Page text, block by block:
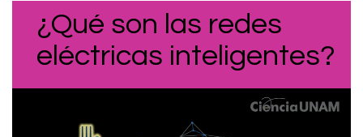
¿Qué son las redes
eléctricas inteligentes?